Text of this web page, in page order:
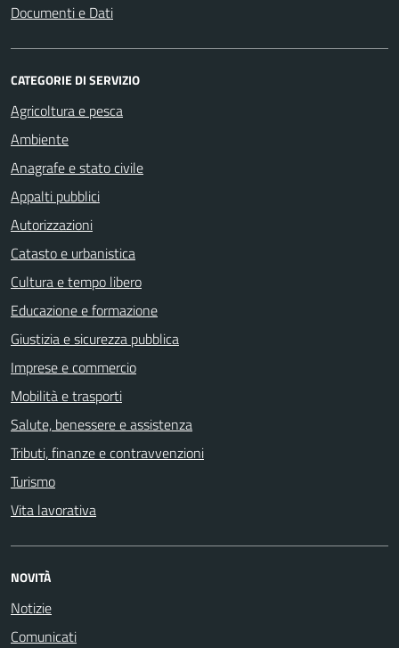
Documenti e Dati
CATEGORIE DI SERVIZIO
Agricoltura e pesca
Ambiente
Anagrafe e stato civile
Appalti pubblici
Autorizzazioni
Catasto e urbanistica
Cultura e tempo libero
Educazione e formazione
Giustizia e sicurezza pubblica
Imprese e commercio
Mobilità e trasporti
Salute, benessere e assistenza
Tributi, finanze e contravvenzioni
Turismo
Vita lavorativa
NOVITÀ
Notizie
Comunicati